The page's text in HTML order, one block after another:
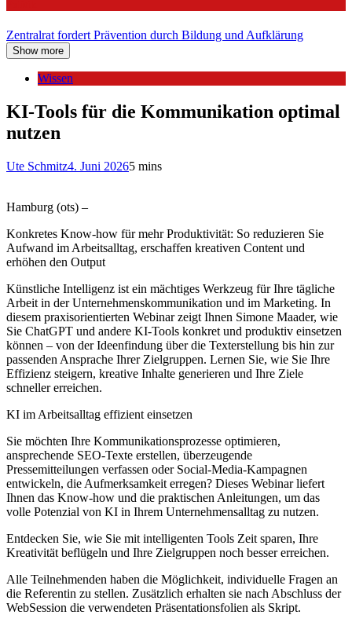
Zentralrat fordert Prävention durch Bildung und Aufklärung
Show more
Wissen
KI-Tools für die Kommunikation optimal
nutzen
Ute Schmitz4. Juni 20265 mins
Hamburg (ots) –
Konkretes Know-how für mehr Produktivität: So reduzieren Sie
Aufwand im Arbeitsalltag, erschaffen kreativen Content und
erhöhen den Output
Künstliche Intelligenz ist ein mächtiges Werkzeug für Ihre tägliche
Arbeit in der Unternehmenskommunikation und im Marketing. In
diesem praxisorientierten Webinar zeigt Ihnen Simone Maader, wie
Sie ChatGPT und andere KI-Tools konkret und produktiv einsetzen
können – von der Ideenfindung über die Texterstellung bis hin zur
passenden Ansprache Ihrer Zielgruppen. Lernen Sie, wie Sie Ihre
Effizienz steigern, kreative Inhalte generieren und Ihre Ziele
schneller erreichen.
KI im Arbeitsalltag effizient einsetzen
Sie möchten Ihre Kommunikationsprozesse optimieren,
ansprechende SEO-Texte erstellen, überzeugende
Pressemitteilungen verfassen oder Social-Media-Kampagnen
entwickeln, die Aufmerksamkeit erregen? Dieses Webinar liefert
Ihnen das Know-how und die praktischen Anleitungen, um das
volle Potenzial von KI in Ihrem Unternehmensalltag zu nutzen.
Entdecken Sie, wie Sie mit intelligenten Tools Zeit sparen, Ihre
Kreativität beflügeln und Ihre Zielgruppen noch besser erreichen.
Alle Teilnehmenden haben die Möglichkeit, individuelle Fragen an
die Referentin zu stellen. Zusätzlich erhalten sie nach Abschluss der
WebSession die verwendeten Präsentationsfolien als Skript.